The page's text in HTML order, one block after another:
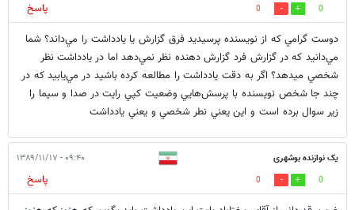
0
0
پاسخ
دوست گرامي كه از نويسنده پرسيديد فرق گزارش يا يادداشت را مي‌داند؟ شما
مي‌دانيد كه در گزارش فرد گزارش دهنده نظر نمي‌دهد اما در يادداشت نظر
شخصي ميدهد؟ اگر به دقت يادداشت را مطالعه كرده باشيد در مي‌يابيد كه در
چند جا شخص نويسنده با پرسش‌هايي وضعيت كپي رايت در صدا و سيما را
زير سوال برده است و اين يعني نطر شخصي و يعني يادداشت
یک نوازنده بوشهری ۰۹:۴۰ - ۱۳۸۹/۱۱/۱۷
0
0
پاسخ